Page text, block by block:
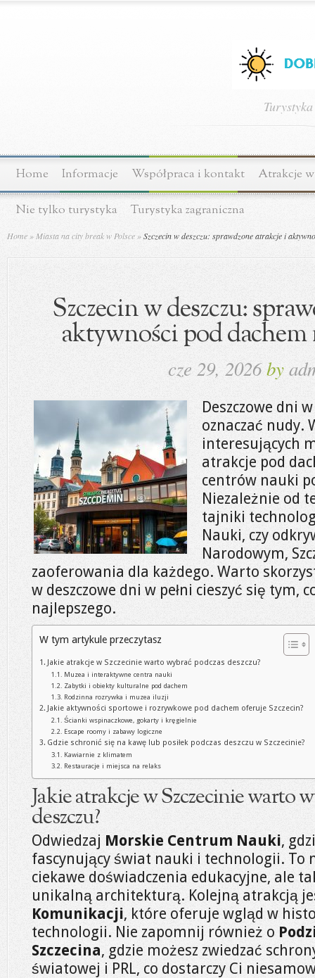
Home Informacje Współpraca i kontakt Atrakcje
Nie tylko turystyka Turystyka zagraniczna
Home » Miasta na city break w Polsce »Szczecin w deszczu: sprawdzone atrakcje i
Szczecin w deszczu:
aktywności pod dachem
cze 29, 2026by
Deszczowe dni
oznaczać nudy.
interesujących
atrakcje pod
centrów nauki
Niezależnie od
tajniki
Nauki, czy
Narodowym,
zaoferowania dla każdego. Warto
w deszczowe dni w pełni cieszyć się tym,
najlepszego.
W tym artykule przeczytasz
Jakie atrakcje w Szczecinie warto wybrać podczas deszczu?
Muzea i interaktywne centra nauki
Zabytki i obiekty kulturalne pod dachem
Rodzinna rozrywka i muzea iluzji
Jakie aktywności sportowe i rozrywkowe pod dachem oferuje Szczecin?
Ścianki wspinaczkowe, gokarty i kręgielnie
Escape roomy i zabawy logiczne
Gdzie schronić się na kawę lub posiłek podczas deszczu w Szczecinie?
Kawiarnie z klimatem
Restauracje i miejsca na relaks
Jakie atrakcje w Szczecinie warto
deszczu?
Odwiedzaj Morskie Centrum Nauki,
fascynujący świat nauki i technologii. To
ciekawe doświadczenia edukacyjne, ale
unikalną architekturą. Kolejną atrakcją
Komunikacji, które oferuje wgląd w
technologii. Nie zapomnij również o
Szczecina, gdzie możesz zwiedzać
światowej i PRL, co dostarczy Ci